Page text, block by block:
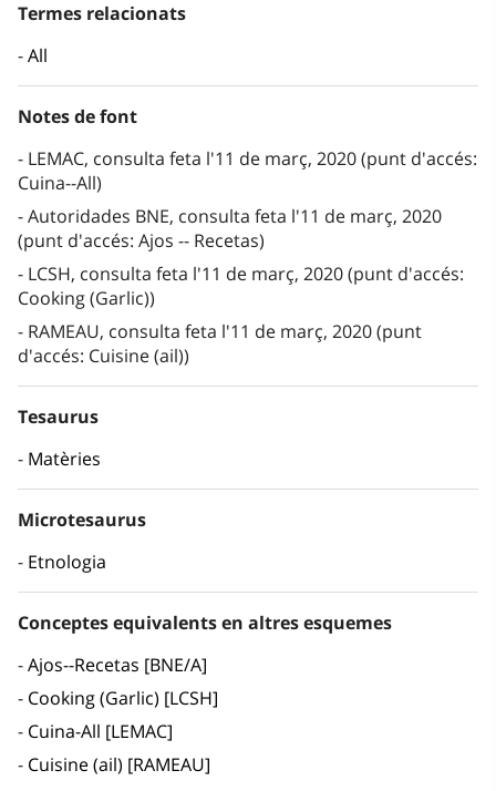
Termes relacionats
All
Notes de font
LEMAC, consulta feta l'11 de març, 2020 (punt d'accés:
Cuina--All)
Autoridades BNE, consulta feta l'11 de març, 2020
(punt d'accés: Ajos -- Recetas)
LCSH, consulta feta l'11 de març, 2020 (punt d'accés:
Cooking (Garlic))
RAMEAU, consulta feta l'11 de març, 2020 (punt
d'accés: Cuisine (ail))
Tesaurus
Matèries
Microtesaurus
Etnologia
Conceptes equivalents en altres esquemes
Ajos--Recetas [BNE/A]
Cooking (Garlic) [LCSH]
Cuina-All [LEMAC]
Cuisine (ail) [RAMEAU]